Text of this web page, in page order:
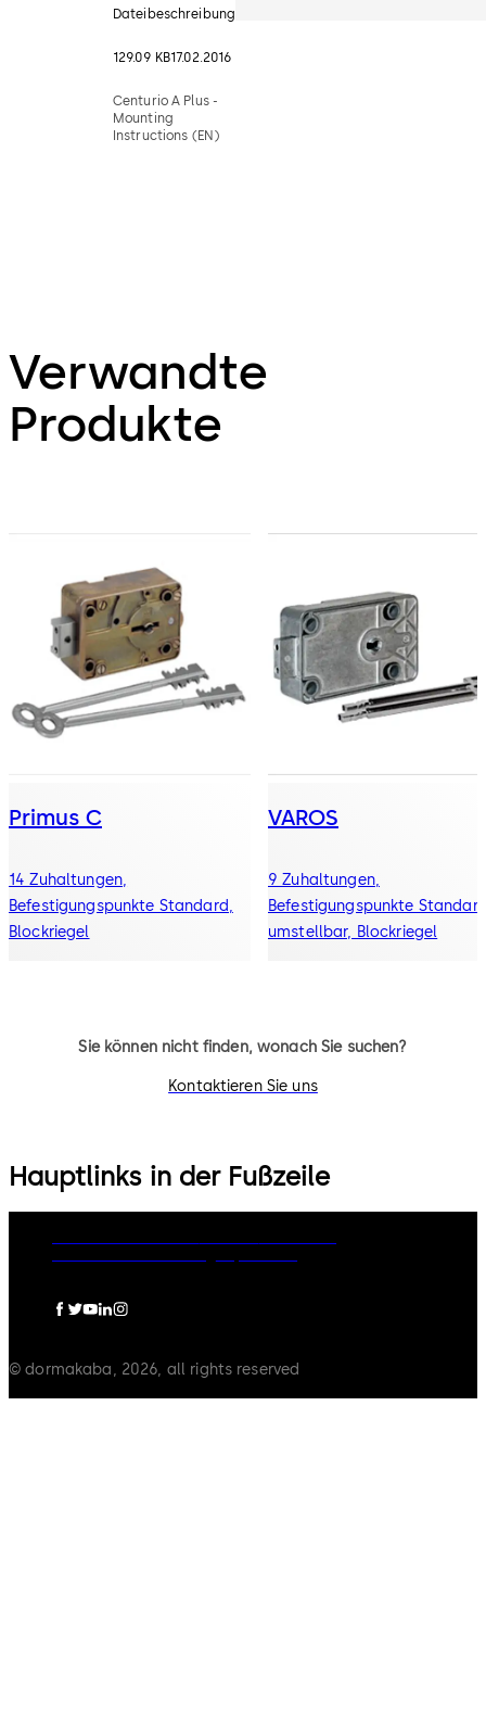
Dateibeschreibung
129.09 KB17.02.2016
Centurio A Plus -
Mounting
Instructions (EN)
Verwandte
Produkte
Primus C
14 Zuhaltungen,
Befestigungspunkte Standard,
Blockriegel
VAROS
9 Zuhaltungen,
Befestigungspunkte
umstellbar, Blockriegel
Sie können nicht finden, wonach Sie suchen?
Kontaktieren Sie uns
Hauptlinks in der Fußzeile
© dormakaba, 2026, all rights reserved